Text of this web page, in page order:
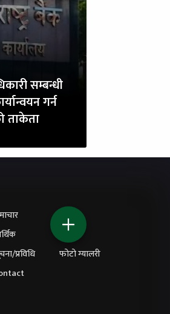
सम्बन्धी
गर्न
ताकेता
शिक्षा
विचार
प्रविधि
फोटो ग्यालरी